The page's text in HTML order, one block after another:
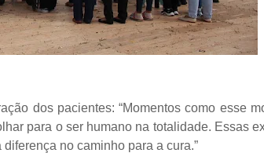
dos pacientes: “Momentos como esse
para o ser humano na totalidade. Essas
no caminho para a cura.”